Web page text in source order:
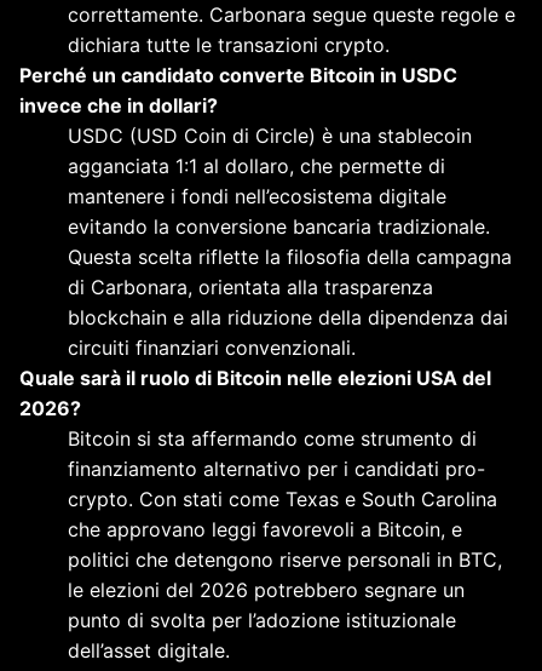
correttamente. Carbonara segue queste regole e
dichiara tutte le transazioni crypto.
Perché un candidato converte Bitcoin in USDC
invece che in dollari?
USDC (USD Coin di Circle) è una stablecoin
agganciata 1:1 al dollaro, che permette di
mantenere i fondi nell’ecosistema digitale
evitando la conversione bancaria tradizionale.
Questa scelta riflette la filosofia della campagna
di Carbonara, orientata alla trasparenza
blockchain e alla riduzione della dipendenza dai
circuiti finanziari convenzionali.
Quale sarà il ruolo di Bitcoin nelle elezioni USA del
2026?
Bitcoin si sta affermando come strumento di
finanziamento alternativo per i candidati pro-
crypto. Con stati come Texas e South Carolina
che approvano leggi favorevoli a Bitcoin, e
politici che detengono riserve personali in BTC,
le elezioni del 2026 potrebbero segnare un
punto di svolta per l’adozione istituzionale
dell’asset digitale.